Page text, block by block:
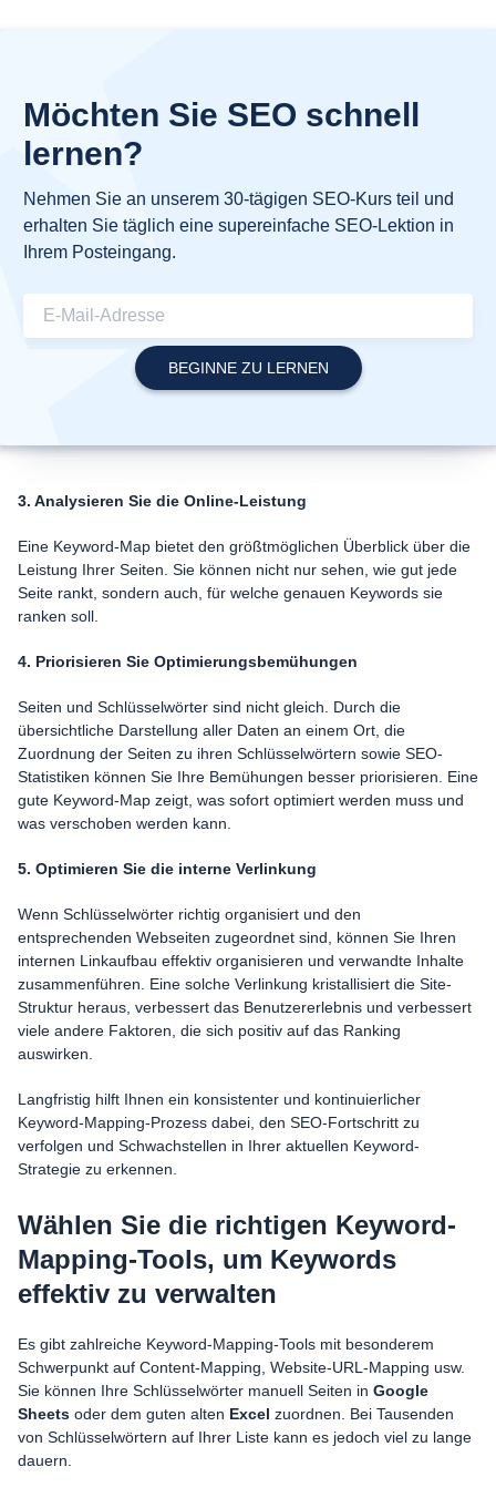
Möchten Sie SEO schnell
lernen?
Nehmen Sie an unserem 30-tägigen SEO-Kurs teil und
erhalten Sie täglich eine supereinfache SEO-Lektion in
Ihrem Posteingang.
3. Analysieren Sie die Online-Leistung
Eine Keyword-Map bietet den größtmöglichen Überblick über die
Leistung Ihrer Seiten. Sie können nicht nur sehen, wie gut jede
Seite rankt, sondern auch, für welche genauen Keywords sie
ranken soll.
4. Priorisieren Sie Optimierungsbemühungen
Seiten und Schlüsselwörter sind nicht gleich. Durch die
übersichtliche Darstellung aller Daten an einem Ort, die
Zuordnung der Seiten zu ihren Schlüsselwörtern sowie SEO-
Statistiken können Sie Ihre Bemühungen besser priorisieren. Eine
gute Keyword-Map zeigt, was sofort optimiert werden muss und
was verschoben werden kann.
5. Optimieren Sie die interne Verlinkung
Wenn Schlüsselwörter richtig organisiert und den
entsprechenden Webseiten zugeordnet sind, können Sie Ihren
internen Linkaufbau effektiv organisieren und verwandte Inhalte
zusammenführen. Eine solche Verlinkung kristallisiert die Site-
Struktur heraus, verbessert das Benutzererlebnis und verbessert
viele andere Faktoren, die sich positiv auf das Ranking
auswirken.
Langfristig hilft Ihnen ein konsistenter und kontinuierlicher
Keyword-Mapping-Prozess dabei, den SEO-Fortschritt zu
verfolgen und Schwachstellen in Ihrer aktuellen Keyword-
Strategie zu erkennen.
Wählen Sie die richtigen Keyword-
Mapping-Tools, um Keywords
effektiv zu verwalten
Es gibt zahlreiche Keyword-Mapping-Tools mit besonderem
Schwerpunkt auf Content-Mapping, Website-URL-Mapping usw.
Sie können Ihre Schlüsselwörter manuell Seiten in Google
Sheets oder dem guten alten Excel zuordnen. Bei Tausenden
von Schlüsselwörtern auf Ihrer Liste kann es jedoch viel zu lange
dauern.